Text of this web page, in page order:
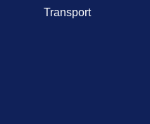
Transport